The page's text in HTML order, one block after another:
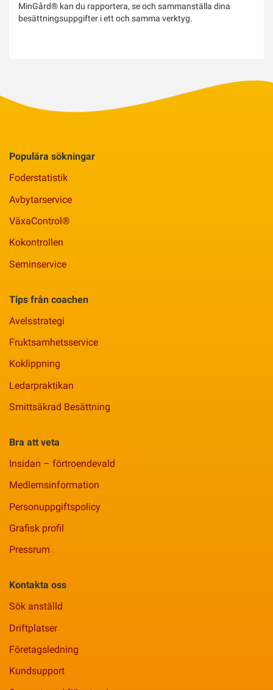
MinGård® kan du rapportera, se och sammanställa dina
besättningsuppgifter i ett och samma verktyg.
Populära sökningar
Foderstatistik
Avbytarservice
VäxaControl®
Kokontrollen
Seminservice
Tips från coachen
Avelsstrategi
Fruktsamhetsservice
Koklippning
Ledarpraktikan
Smittsäkrad Besättning
Bra att veta
Insidan – förtroendevald
Medlemsinformation
Personuppgiftspolicy
Grafisk profil
Pressrum
Kontakta oss
Sök anställd
Driftplatser
Företagsledning
Kundsupport